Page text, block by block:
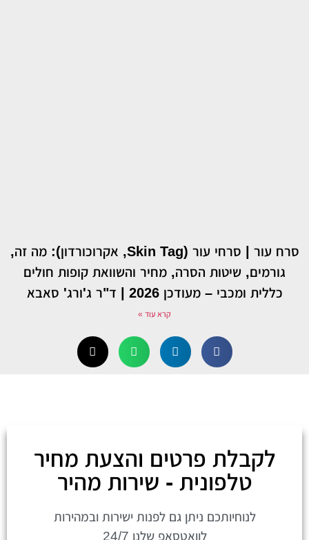
סרח עור | סרחי עור (Skin Tag, אקרוכורדון): מה זה,
גורמים, שיטות הסרה, מחיר והשוואת קופות חולים
כללית ומכבי – מעודכן 2026 | ד"ר ג'ורג' סאבא
קרא עוד »
לקבלת פרטים והצעת מחיר
טלפונית - שירות מהיר
לנוחיותכם ניתן גם לפנות ישירות ובמהירות
לוואטסאפ שלנו 24/7